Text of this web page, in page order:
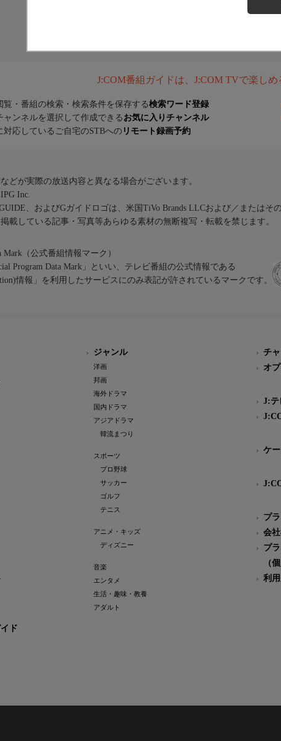
J:COM番組ガイドは、J:COM TVで楽し
覧・番組の検索・検索条件を保存する検索ワード登録
ャンネルを選択して作成できる お気に入りチャンネル
対応しているご自宅のSTBへの リモート録画予約
どが実際の放送内容と異なる場合がございます。
Inc.
、およびGガイドロゴは、米国TiVo Brands LLCおよび／またはそ
載している記事・写真等あらゆる素材の無断複写・転載を禁じます。
Mark（公式番組情報マーク）
Program Data Mark」といい、テレビ番組の公式情報である
情報」を利用したサービスにのみ表記が許されているマークです。
ド
ジャンル
洋画
邦画
海外ドラマ
国内ドラマ
アジアドラマ
韓流まつり
スポーツ
プロ野球
サッカー
ゴルフ
テニス
アニメ・キッズ
ディズニー
音楽
エンタメ
生活・趣味・教養
アダルト
チ
オ
J:テ
ケ
プ
会
プ
（
利